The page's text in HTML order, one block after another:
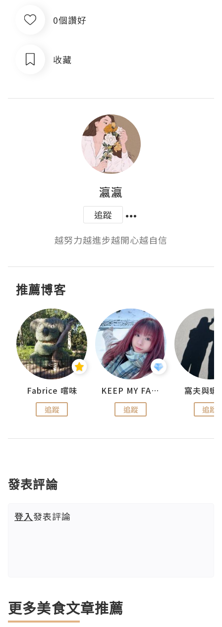
0個讚好
收藏
瀛瀛
追蹤
越努力越進步越開心越自信
推薦博客
Fabrice 嚐味
追蹤
KEEP MY FAITH
追蹤
窩夫與蝦
追蹤
發表評論
登入發表評論
更多美食文章推薦